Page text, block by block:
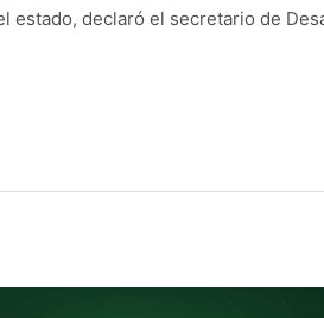
estado, declaró el secretario de